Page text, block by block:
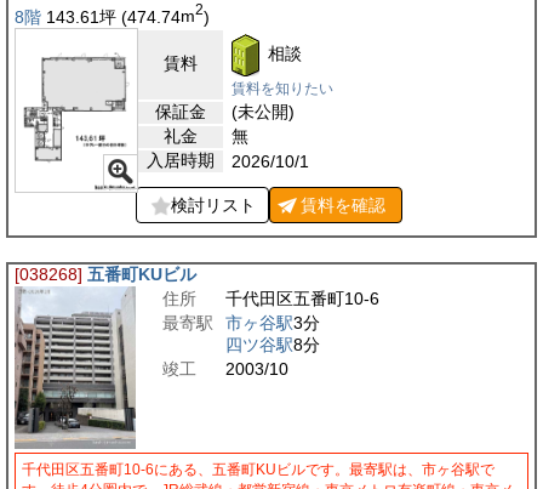
8階 143.61坪 (474.74m2)
賃料 相談
賃料を知りたい
保証金
(未公開)
礼金
無
入居時期
2026/10/1
検討リスト 賃料を確認
[038268] 五番町KUビル
住所
千代田区五番町10-6
最寄駅
市ヶ谷駅3分
四ツ谷駅8分
竣工
2003/10
千代田区五番町10-6にある、五番町KUビルです。最寄駅は、市ヶ谷駅で